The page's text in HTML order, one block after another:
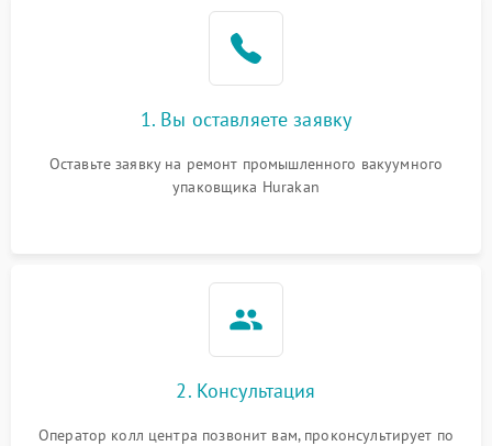
1. Вы оставляете заявку
Оставьте заявку на ремонт промышленного вакуумного
упаковщика Hurakan
2. Консультация
Оператор колл центра позвонит вам, проконсультирует по